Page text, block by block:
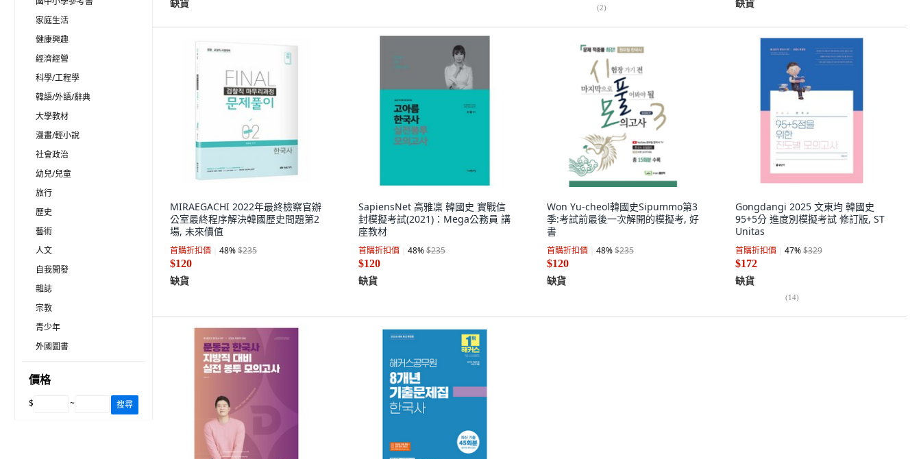
家庭生活
健康興趣
經濟經營
科學/工程學
韓語/外語/辭典
大學教材
漫畫/輕小說
社會政治
幼兒/兒童
旅行
歷史
藝術
人文
自我開發
雜誌
宗教
青少年
外國圖書
價格
$ ~ 搜尋
缺貨 (2) 缺貨
MIRAEGACHI 2022年最終檢察官辦
公室最終程序解決韓國歷史問題第2
場, 未來價值
首購折扣價 48%$235
$120
缺貨
SapiensNet 高雅凜 韓國史 實戰信
封模擬考試(2021)：Mega公務員 講
座教材
首購折扣價 48%$235
$120
缺貨
Won Yu-cheol韓國史Sipummo第3
季:考試前最後一次解開的模擬考, 好
書
首購折扣價 48%$235
$120
缺貨
Gongdangi 2025 文東均 韓國史
95+5分 進度別模擬考試 修訂版, ST
Unitas
首購折扣價 47%$329
$172
缺貨
(14)